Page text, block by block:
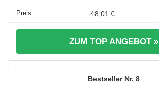
48,01 €
ZUM TOP ANGEBOT »
8